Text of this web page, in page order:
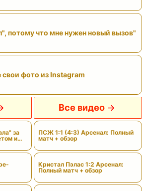
потому что мне нужен новый вызов"
свои фото из Instagram
за
и
Все видео
ПСЖ 1:1 (4:3) Арсенал: Полный
матч + обзор
Кристал Пэлас 1:2 Арсенал:
Полный матч + обзор